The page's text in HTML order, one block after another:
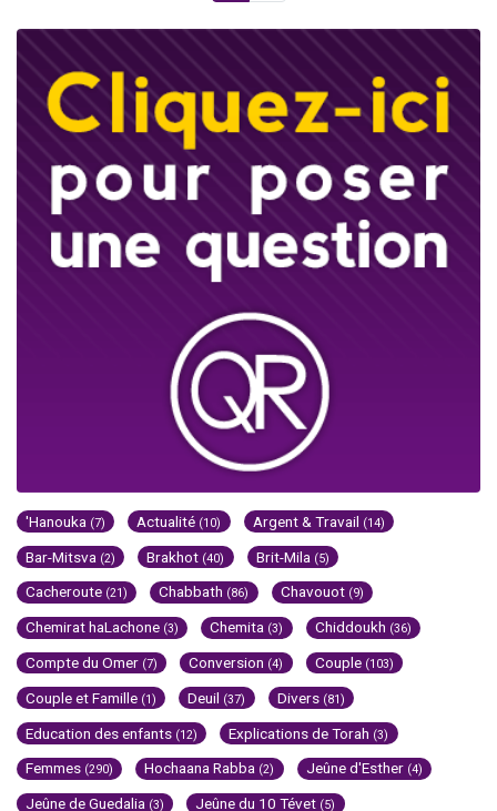
'Hanouka (7) Actualité (10) Argent & Travail (14)
Bar-Mitsva (2) Brakhot (40) Brit-Mila (5)
Cacheroute (21) Chabbath (86) Chavouot (9)
Chemirat haLachone (3) Chemita (3) Chiddoukh (36)
Compte du Omer (7) Conversion (4) Couple (103)
Couple et Famille (1) Deuil (37) Divers (81)
Education des enfants (12) Explications de Torah (3)
Femmes (290) Hochaana Rabba (2) Jeûne d'Esther (4)
Jeûne de Guedalia (3) Jeûne du 10 Tévet (5)